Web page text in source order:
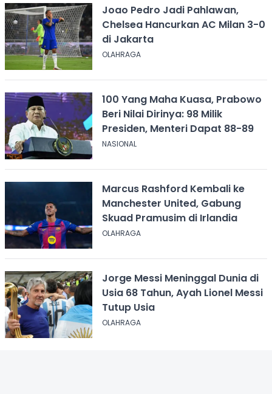
Joao Pedro Jadi Pahlawan,
Chelsea Hancurkan AC Milan 3-0
di Jakarta
OLAHRAGA
100 Yang Maha Kuasa, Prabowo
Beri Nilai Dirinya: 98 Milik
Presiden, Menteri Dapat 88-89
NASIONAL
Marcus Rashford Kembali ke
Manchester United, Gabung
Skuad Pramusim di Irlandia
OLAHRAGA
Jorge Messi Meninggal Dunia di
Usia 68 Tahun, Ayah Lionel Messi
Tutup Usia
OLAHRAGA